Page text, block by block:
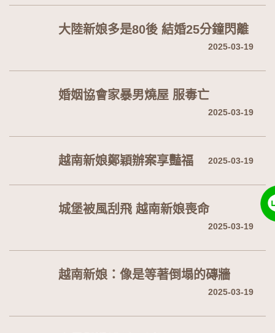
大陸新娘多是80後 結婚25分鐘閃離
2025-03-19
婚姻協會家暴男燒屋 服毒亡
2025-03-19
越南新娘鄭穎辦案享豔福 2025-03-19
城堡被風刮飛 越南新娘喪命
2025-03-19
越南新娘：像是等著倒塌的磚牆
2025-03-19